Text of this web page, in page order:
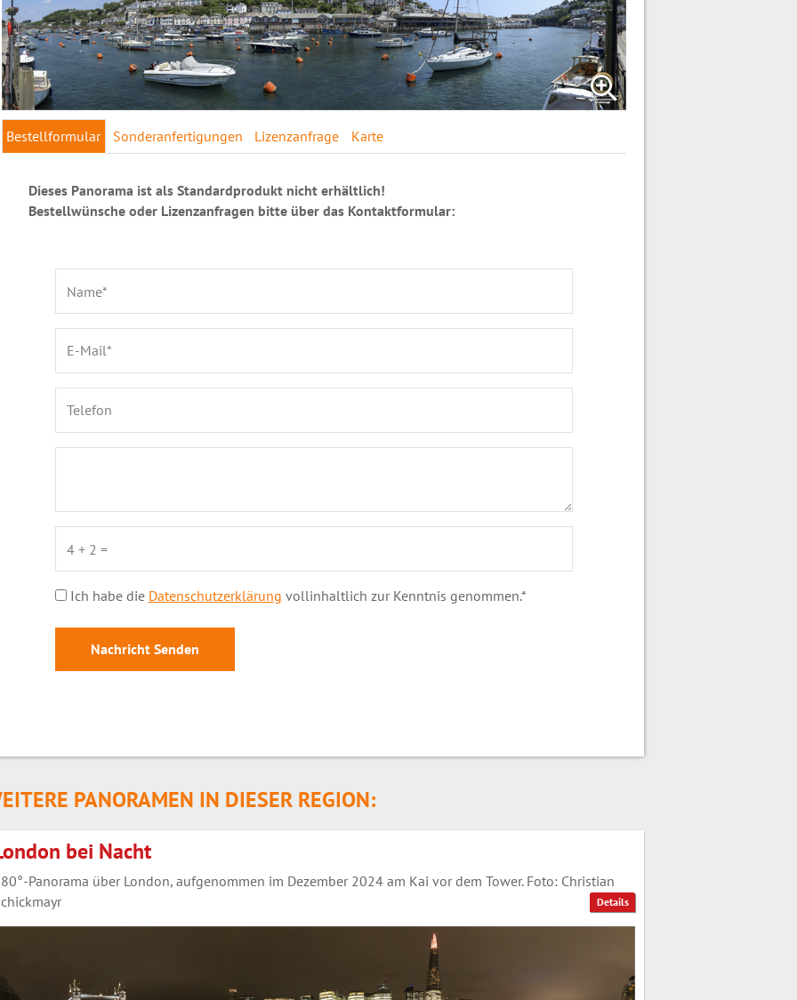
Bestellformular Sonderanfertigungen Lizenzanfrage Karte
Dieses Panorama ist als Standardprodukt nicht erhältlich!
Bestellwünsche oder Lizenzanfragen bitte über das Kontaktformular:
Ich habe die Datenschutzerklärung vollinhaltlich zur Kenntnis genommen.*
PANORAMEN IN DIESER REGION:
Details
bei Nacht
Panorama über London, aufgenommen im Dezember 2024 am Kai vor dem Tower. Foto: Christian